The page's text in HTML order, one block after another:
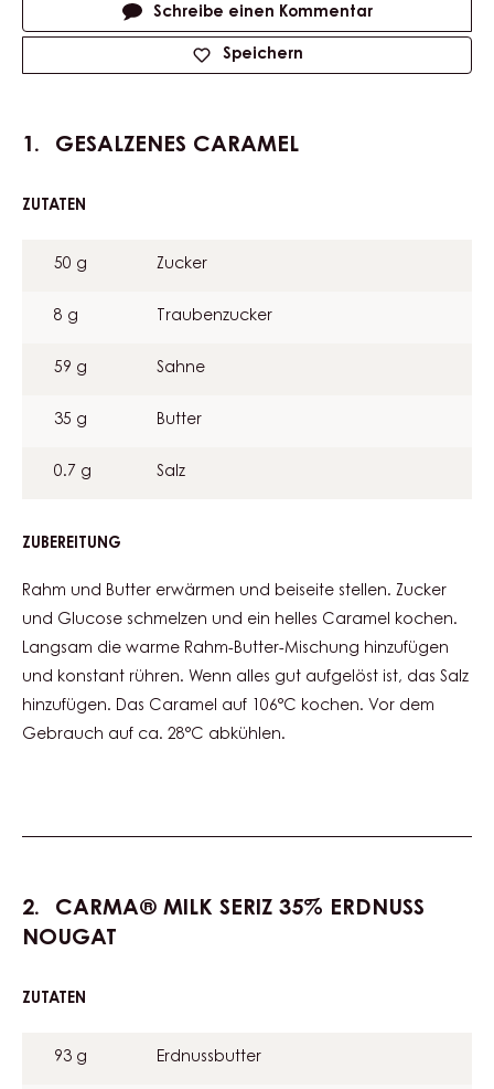
Schreibe einen Kommentar
Speichern
GESALZENES CARAMEL
ZUTATEN
50 g
Zucker
8 g Traubenzucker
59 g Sahne
35 g Butter
0.7 g Salz
ZUBEREITUNG
CARAMEL
Rahm und Butter erwärmen und beiseite stellen. Zucker
und Glucose schmelzen und ein helles Caramel kochen.
Langsam die warme Rahm-Butter-Mischung hinzufügen
und konstant rühren. Wenn alles gut aufgelöst ist, das Salz
hinzufügen. Das Caramel auf 106°C kochen. Vor dem
Gebrauch auf ca. 28°C abkühlen.
CARMA® MILK SERIZ 35% ERDNUSS
NOUGAT
ZUTATEN
93 g Erdnussbutter